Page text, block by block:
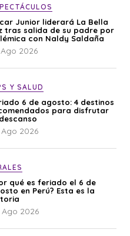
Junior liderará La Bella
tras salida de su padre por
con Naldy Saldaña
2026
Y SALUD
6 de agosto: 4 destinos
para disfrutar
2026
qué es feriado el 6 de
en Perú? Esta es la
Ago 2026